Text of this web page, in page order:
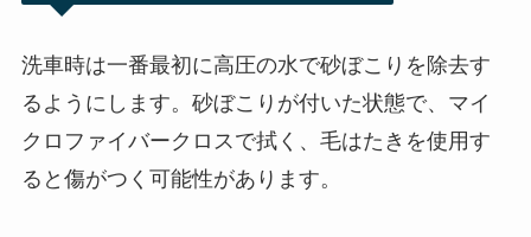
洗車時は一番最初に高圧の水で砂ぼこりを除去す
るようにします。砂ぼこりが付いた状態で、マイ
クロファイバークロスで拭く、毛はたきを使用す
ると傷がつく可能性があります。